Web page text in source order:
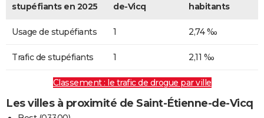
stupéfiants en 2025
de-Vicq
habitants
Usage de stupéfiants 1 2,74 ‰
Trafic de stupéfiants 1 2,11 ‰
Classement : le trafic de drogue par ville
Les villes à proximité de Saint-Étienne-de-Vicq